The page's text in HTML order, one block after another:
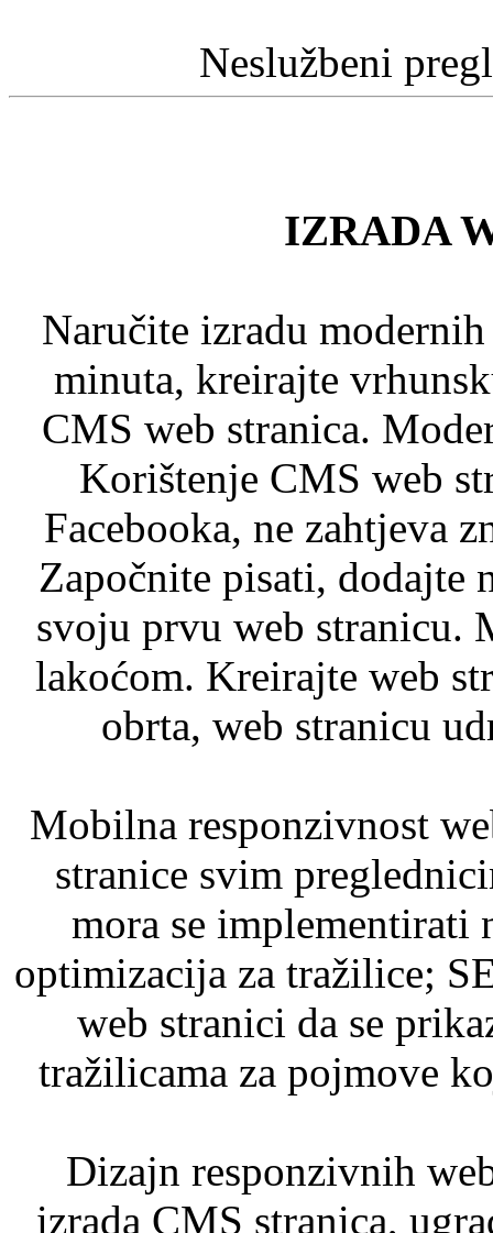
Neslužbeni
IZRADA
Naručite izradu
minuta, kreirajte
CMS web stranica.
Korištenje CMS web
Facebooka, ne zahtjeva
Započnite pisati,
svoju prvu web stranicu.
lakoćom. Kreirajte web
obrta, web stranicu
Mobilna responzivnost
stranice svim
mora se implementirati
optimizacija za tražilice;
web stranici da se
tražilicama za pojmove
Dizajn responzivnih
izrada CMS stranica,